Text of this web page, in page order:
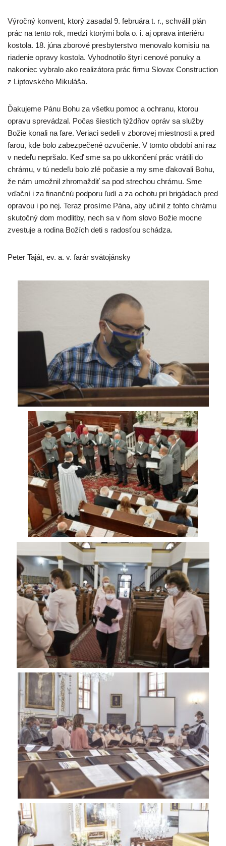
Výročný konvent, ktorý zasadal 9. februára t. r., schválil plán
prác na tento rok, medzi ktorými bola o. i. aj oprava interiéru
kostola. 18. júna zborové presbyterstvo menovalo komisiu na
riadenie opravy kostola. Vyhodnotilo štyri cenové ponuky a
nakoniec vybralo ako realizátora prác firmu Slovax Construction
z Liptovského Mikuláša.
Ďakujeme Pánu Bohu za všetku pomoc a ochranu, ktorou
opravu sprevádzal. Počas šiestich týždňov opráv sa služby
Božie konali na fare. Veriaci sedeli v zborovej miestnosti a pred
farou, kde bolo zabezpečené ozvučenie. V tomto období ani raz
v nedeľu nepršalo. Keď sme sa po ukkončení prác vrátili do
chrámu, v tú nedeľu bolo zlé počasie a my sme ďakovali Bohu,
že nám umožnil zhromaždiť sa pod strechou chrámu. Sme
vďační i za finančnú podporu ľudí a za ochotu pri brigádach pred
opravou i po nej. Teraz prosíme Pána, aby učinil z tohto chrámu
skutočný dom modlitby, nech sa v ňom slovo Božie mocne
zvestuje a rodina Božích deti s radosťou schádza.
Peter Taját, ev. a. v. farár svätojánsky